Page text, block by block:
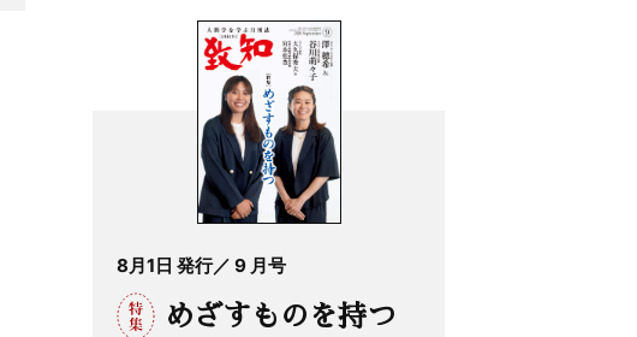
8月1日 発行／ 9 月号
めざすものを持つ